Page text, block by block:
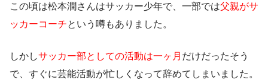
この頃は松本潤さんはサッカー少年で、一部では父親がサ
ッカーコーチという噂もありました。
しかしサッカー部としての活動は一ヶ月 だけだったそう
で、すぐに芸能活動が忙しくなって辞めてしまいました。